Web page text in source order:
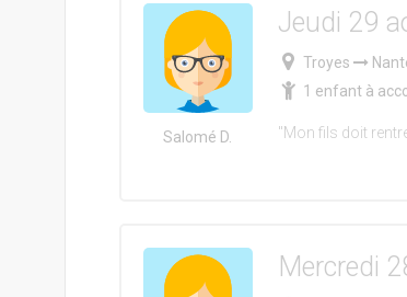
Salomé D.
Jeudi 29
Troyes
1 enfant à
"Mon fils doit
Mercredi